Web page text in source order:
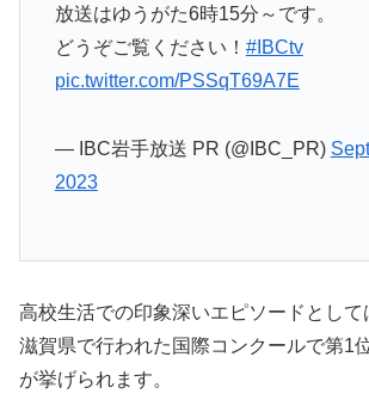
放送はゆうがた6時15分～です。
どうぞご覧ください！ #IBCtv
pic.twitter.com/PSSqT69A7E
— IBC岩手放送 PR (@IBC_PR)
2023
高校生活での印象深いエピソードとして
滋賀県で行われた国際コンクールで第1
が挙げられます。